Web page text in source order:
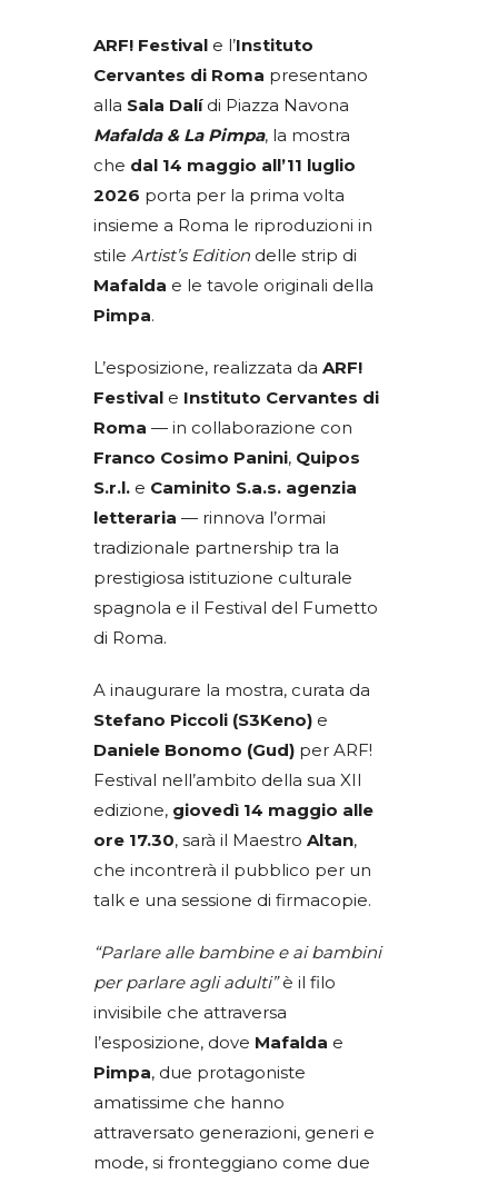
ARF! Festival e l’Instituto
Cervantes di Roma presentano
alla Sala Dalídi Piazza Navona
Mafalda & La Pimpa, la mostra
che dal 14 maggio all’11 luglio
2026 porta per la prima volta
insieme a Roma le riproduzioni in
stile Artist’s Edition delle strip di
Mafalda e le tavole originali della
Pimpa.
L’esposizione, realizzata da ARF!
Festival e Instituto Cervantes di
Roma — in collaborazione con
Franco Cosimo Panini, Quipos
S.r.l. e Caminito S.a.s. agenzia
letteraria — rinnova l’ormai
tradizionale partnership tra la
prestigiosa istituzione culturale
spagnola e il Festival del Fumetto
di Roma.
A inaugurare la mostra, curata da
Stefano Piccoli (S3Keno) e
Daniele Bonomo (Gud) per ARF!
Festival nell’ambito della sua XII
edizione, giovedì 14 maggio alle
ore 17.30, sarà il Maestro Altan,
che incontrerà il pubblico per un
talk e una sessione di firmacopie.
“Parlare alle bambine e ai bambini
per parlare agli adulti”è il filo
invisibile che attraversa
l’esposizione, dove Mafalda e
Pimpa, due protagoniste
amatissime che hanno
attraversato generazioni, generi e
mode, si fronteggiano come due